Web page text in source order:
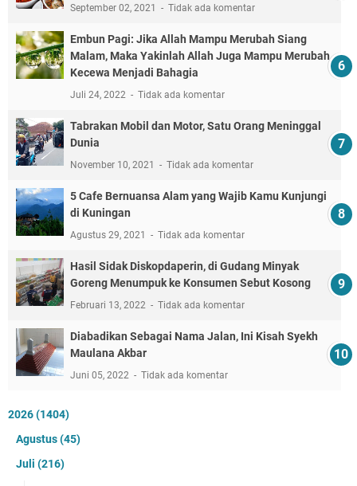
September 02, 2021 Tidak ada komentar
Embun Pagi: Jika Allah Mampu Merubah Siang
Malam, Maka Yakinlah Allah Juga Mampu Merubah
Kecewa Menjadi Bahagia
Juli 24, 2022 Tidak ada komentar
Tabrakan Mobil dan Motor, Satu Orang Meninggal
Dunia
November 10, 2021 Tidak ada komentar
5 Cafe Bernuansa Alam yang Wajib Kamu Kunjungi
di Kuningan
Agustus 29, 2021 Tidak ada komentar
Hasil Sidak Diskopdaperin, di Gudang Minyak
Goreng Menumpuk ke Konsumen Sebut Kosong
Februari 13, 2022 Tidak ada komentar
Diabadikan Sebagai Nama Jalan, Ini Kisah Syekh
Maulana Akbar
Juni 05, 2022 Tidak ada komentar
2026(1404)
Agustus(45)
Juli (216)